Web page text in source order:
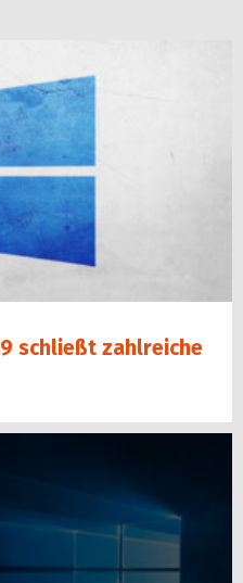
schließt zahlreiche